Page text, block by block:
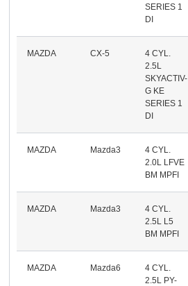
SERIES 1
DI
MAZDA CX-5
4 CYL.
2.5L
SKYACTIV-
G KE
SERIES 1
DI
MAZDA Mazda3
4 CYL.
2.0L LFVE
BM MPFI
MAZDA Mazda3
4 CYL.
2.5L L5
BM MPFI
MAZDA Mazda6
4 CYL.
2.5L PY-